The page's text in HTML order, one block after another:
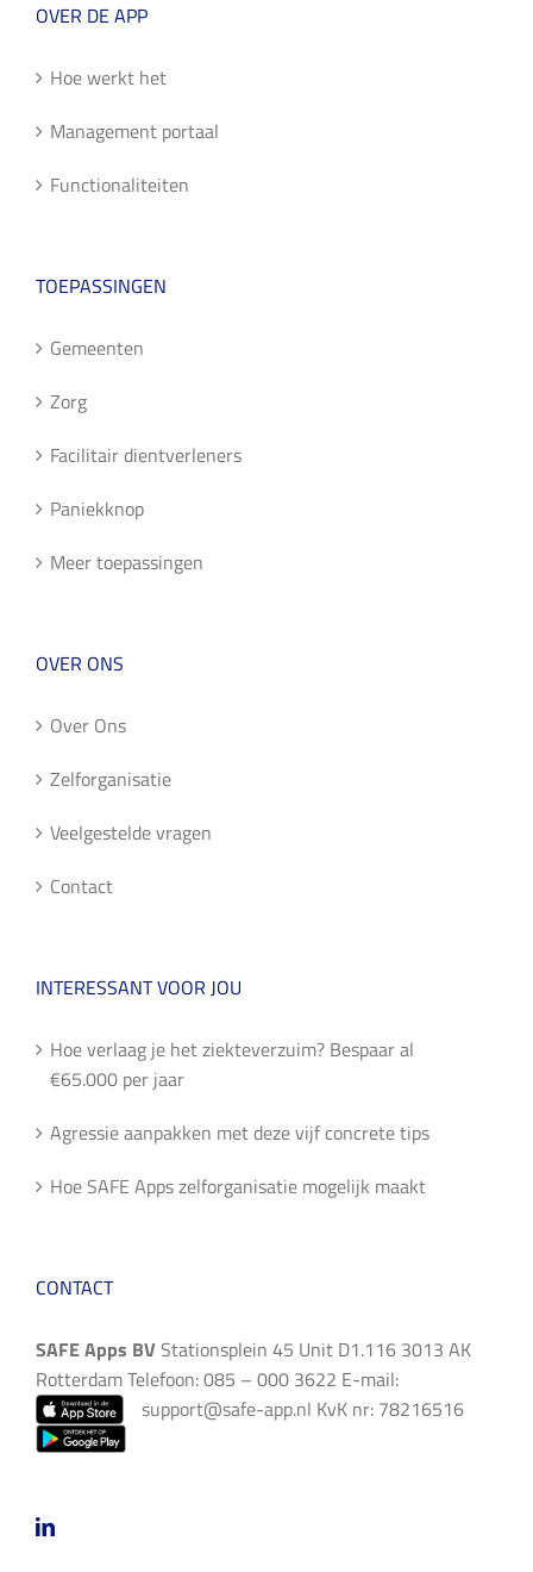
OVER DE APP
Hoe werkt het
Management portaal
Functionaliteiten
TOEPASSINGEN
Gemeenten
Zorg
Facilitair dientverleners
Paniekknop
Meer toepassingen
OVER ONS
Over Ons
Zelforganisatie
Veelgestelde vragen
Contact
INTERESSANT VOOR JOU
Hoe verlaag je het ziekteverzuim? Bespaar al
€65.000 per jaar
Agressie aanpakken met deze vijf concrete tips
Hoe SAFE Apps zelforganisatie mogelijk maakt
CONTACT
SAFE Apps BVStationsplein 45 Unit D1.116 3013 AK
Rotterdam Telefoon: 085 – 000 3622 E-mail:
support@safe-app.nl KvK nr: 78216516